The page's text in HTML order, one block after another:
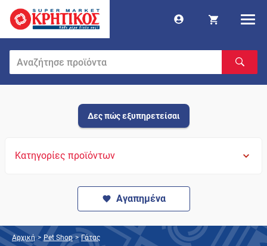
Δες πώς εξυπηρετείσαι
Κατηγορίες προϊόντων
Αγαπημένα
Αρχική > Pet Shop > Γάτας